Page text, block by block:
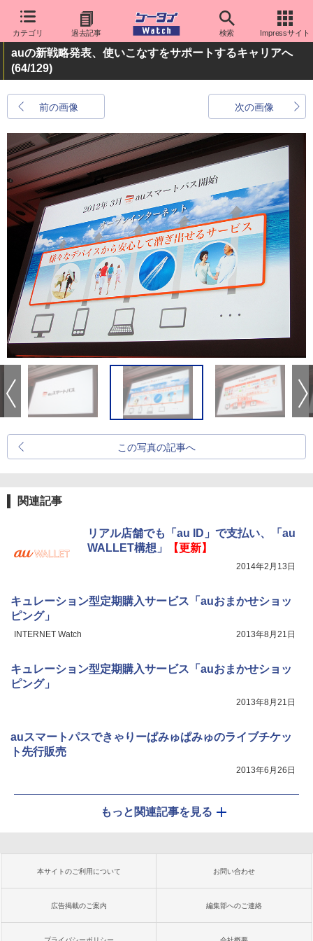
カテゴリ 過去記事 検索 Impressサイト
auの新戦略発表、使いこなすをサポートするキャリアへ
(64/129)
前の画像 次の画像
この写真の記事へ
関連記事
リアル店舗でも「au ID」で支払い、「au
WALLET構想」
【更新】
2014年2月13日
キュレーション型定期購入サービス「auおまかせショッ
ピング」
INTERNET Watch 2013年8月21日
キュレーション型定期購入サービス「auおまかせショッ
ピング」
2013年8月21日
auスマートパスできゃりーぱみゅぱみゅのライブチケッ
ト先行販売
2013年6月26日
もっと関連記事を見る
本サイトのご利用について お問い合わせ
広告掲載のご案内 編集部へのご連絡